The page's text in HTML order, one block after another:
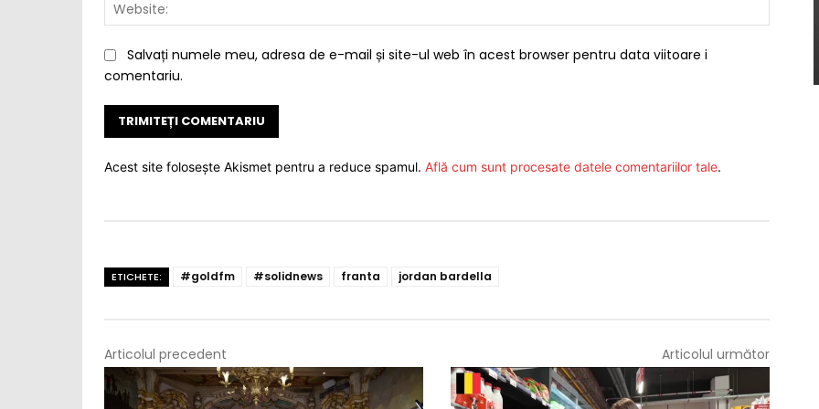
Salvați numele meu, adresa de e-mail și site-ul web în acest browser pentru data viitoare i
comentariu.
Acest site folosește Akismet pentru a reduce spamul. Află cum sunt procesate datele comentariilor tale.
ETICHETE: #goldfm #solidnews franta jordan bardella
Articolul precedent Articolul următor